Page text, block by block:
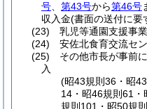
号
第43号から第46号
収入金(書面の送付に要
(23)
乳児等通園支援事
(24)
安佐北食育交流セ
(25)
その他市長が事前
入
(昭43規則36・昭
14・昭46規則61
規則101・昭50規